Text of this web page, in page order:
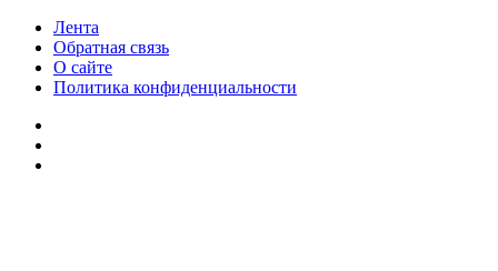
Лента
Обратная связь
О сайте
Политика конфиденциальности